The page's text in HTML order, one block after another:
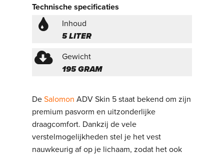
Technische specificaties
Inhoud
5 LITER
Gewicht
195 GRAM
DeSalomon ADV Skin 5 staat bekend om zijn
premium pasvorm en uitzonderlijke
draagcomfort. Dankzij de vele
verstelmogelijkheden stel je het vest
nauwkeurig af op je lichaam, zodat het ook